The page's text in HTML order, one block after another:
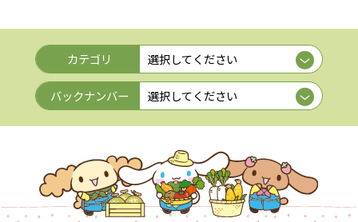
カテゴリ
バックナンバー